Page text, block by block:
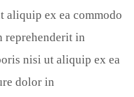
ex ea commodo
reprehenderit in
nisi ut aliquip ex ea
dolor in